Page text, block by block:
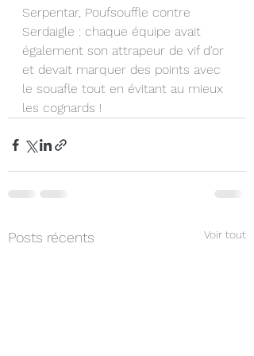
Serpentar, Poufsouffle contre
Serdaigle : chaque équipe avait
également son attrapeur de vif d'or
et devait marquer des points avec
le souafle tout en évitant au mieux
les cognards !
Posts récents Voir tout